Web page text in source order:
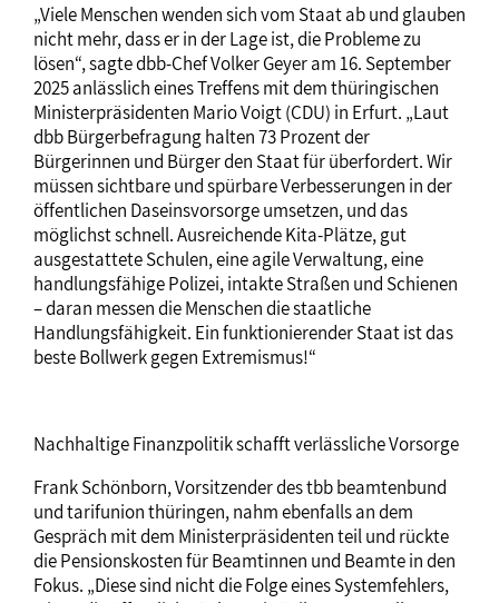
„Viele Menschen wenden sich vom Staat ab und glauben
nicht mehr, dass er in der Lage ist, die Probleme zu
lösen“, sagte dbb-Chef Volker Geyer am 16. September
2025 anlässlich eines Treffens mit dem thüringischen
Ministerpräsidenten Mario Voigt (CDU) in Erfurt. „Laut
dbb Bürgerbefragung halten 73 Prozent der
Bürgerinnen und Bürger den Staat für überfordert. Wir
müssen sichtbare und spürbare Verbesserungen in der
öffentlichen Daseinsvorsorge umsetzen, und das
möglichst schnell. Ausreichende Kita-Plätze, gut
ausgestattete Schulen, eine agile Verwaltung, eine
handlungsfähige Polizei, intakte Straßen und Schienen
– daran messen die Menschen die staatliche
Handlungsfähigkeit. Ein funktionierender Staat ist das
beste Bollwerk gegen Extremismus!“
Nachhaltige Finanzpolitik schafft verlässliche Vorsorge
Frank Schönborn, Vorsitzender des tbb beamtenbund
und tarifunion thüringen, nahm ebenfalls an dem
Gespräch mit dem Ministerpräsidenten teil und rückte
die Pensionskosten für Beamtinnen und Beamte in den
Fokus. „Diese sind nicht die Folge eines Systemfehlers,